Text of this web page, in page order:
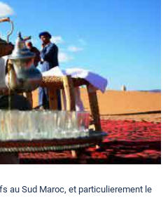
au Sud Maroc, et particulierement le